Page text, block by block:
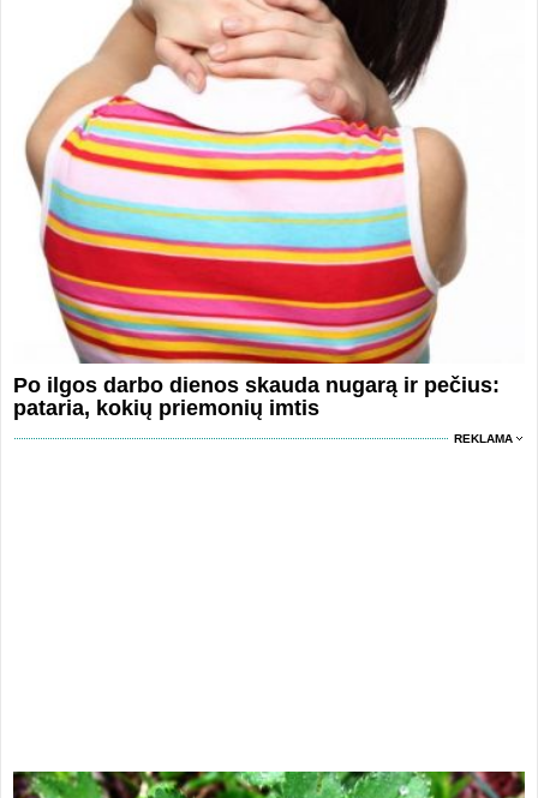
Po ilgos darbo dienos skauda nugarą ir pečius:
pataria, kokių priemonių imtis
REKLAMA